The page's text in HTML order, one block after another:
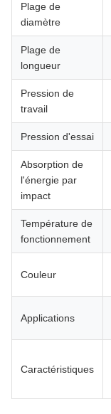
Plage de
diamètre
Plage de
longueur
Pression de
travail
Pression d'essai
Absorption de
l'énergie par
impact
Température de
fonctionnement
Couleur
Applications
Caractéristiques